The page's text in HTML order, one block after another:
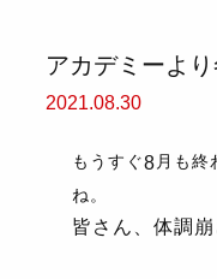
アカデミーよ
2021.08.30
もうすぐ8 月も終
ね。
皆さん、体調